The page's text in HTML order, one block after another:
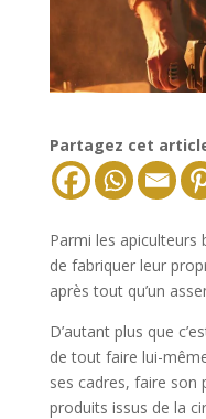
Partagez cet
Parmi les
de fabriquer leur
après tout qu’un
D’autant plus que
de tout faire lui-
ses cadres, faire son
produits issus de la